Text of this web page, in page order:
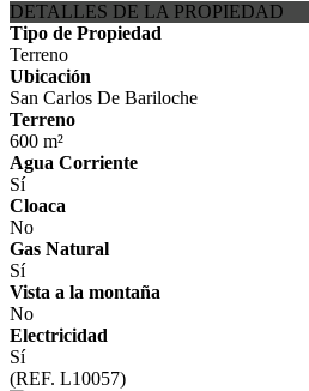
DETALLES DE LA PROPIEDAD
Tipo de Propiedad
Terreno
Ubicación
San Carlos De Bariloche
Terreno
600 m²
Agua Corriente
Sí
Cloaca
No
Gas Natural
Sí
Vista a la montaña
No
Electricidad
Sí
(REF. L10057)